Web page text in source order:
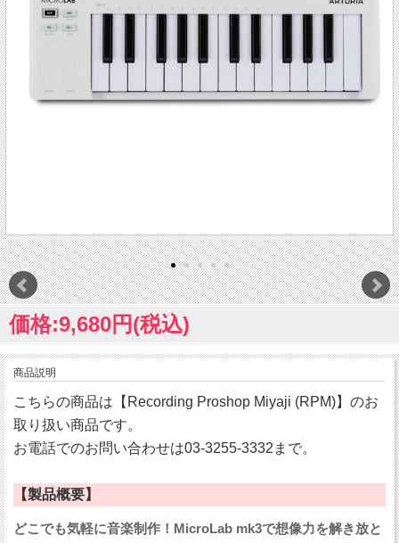
価格:9,680円(税込)
商品説明
こちらの商品は【Recording Proshop Miyaji (RPM)】のお
取り扱い商品です。
お電話でのお問い合わせは03-3255-3332まで。
【製品概要】
どこでも気軽に音楽制作！MicroLab mk3で想像力を解き放と